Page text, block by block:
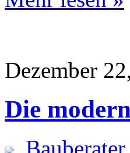
Dezember
Die
Bauberater